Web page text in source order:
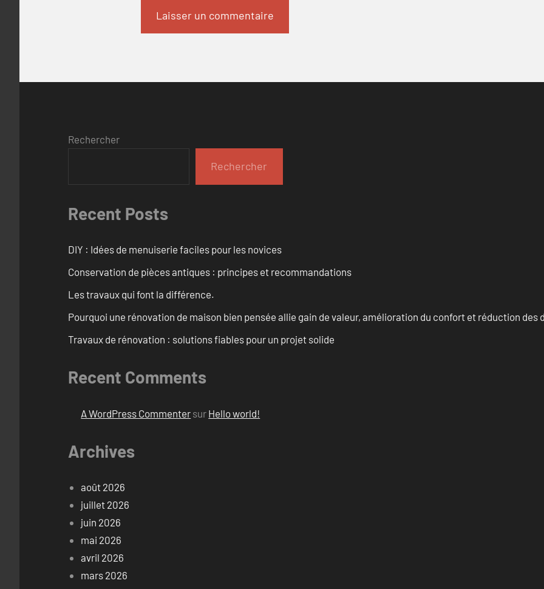
Rechercher
Rechercher
Recent Posts
DIY : Idées de menuiserie faciles pour les novices
Conservation de pièces antiques : principes et recommandations
Les travaux qui font la différence.
Pourquoi une rénovation de maison bien pensée allie gain de valeur, amélioration du confort et réduction des
Travaux de rénovation : solutions fiables pour un projet solide
Recent Comments
A WordPress Commenter sur Hello world!
Archives
août 2026
juillet 2026
juin 2026
mai 2026
avril 2026
mars 2026